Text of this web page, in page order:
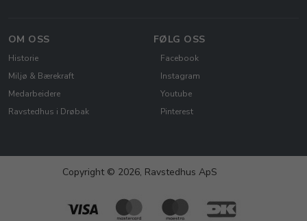
OM OSS
Historie
Miljø & Bærekraft
Medarbeidere
Ravstedhus i Drøbak
FØLG OSS
Facebook
Instagram
Youtube
Pinterest
Copyright © 2026, Ravstedhus ApS